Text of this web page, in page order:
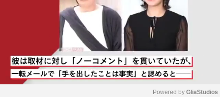
Powered by GliaStudios